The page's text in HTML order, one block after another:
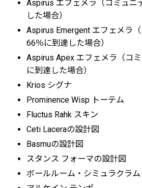
Aspirus エフェメラ（コミュニ
した場合）
Aspirus Emergent エフェメラ
66％に到達した場合）
Aspirus Apex エフェメラ（コ
に到達した場合）
Krios シグナ
Prominence Wisp トーテム
Fluctus Rahk スキン
Ceti Laceraの設計図
Basmuの設計図
スタンス フォーマの設計図
ボールルーム・シミュラクラム